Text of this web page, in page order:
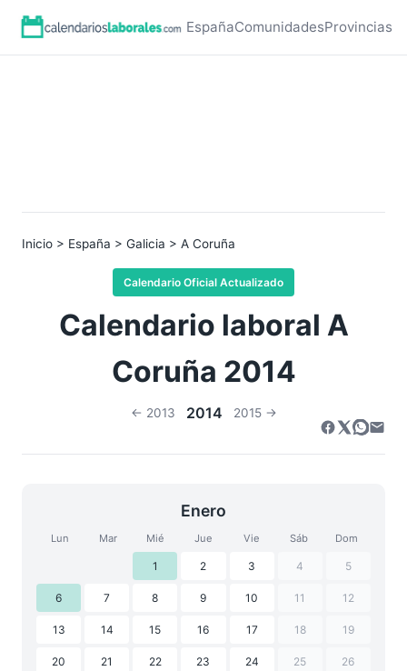
EspañaComunidadesProvincias
Inicio > España > Galicia > A Coruña
Calendario Oficial Actualizado
Calendario laboral A
Coruña 2014
← 2013 2014 2015 →
Enero
Lun Mar Mié Jue Vie Sáb Dom
1 2 3 4 5
6 7 8 9 10 11 12
13 14 15 16 17 18 19
20 21 22 23 24 25 26